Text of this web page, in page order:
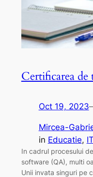
Certificarea
Oct 19, 2023
Mircea-
in Educatie, IT
In cadrul procesului
software (QA), multi
Unii invata singuri pe